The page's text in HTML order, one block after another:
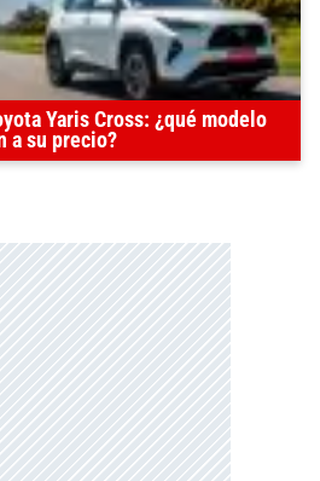
Yaris Cross: ¿qué modelo
a su precio?